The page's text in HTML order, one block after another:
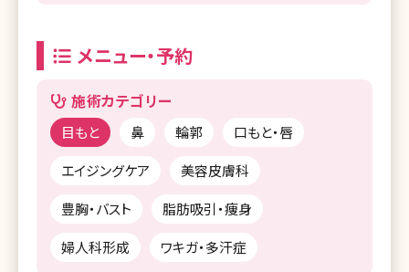
メニュー・予約
施術カテゴリー
目もと 鼻 輪郭
口もと・唇
エイジングケア
美容皮膚科
豊胸・バスト
脂肪吸引・痩身
婦人科形成
ワキガ・多汗症